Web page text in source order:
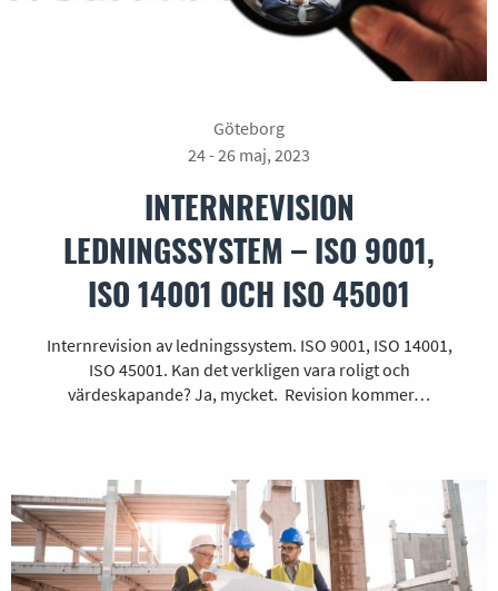
Göteborg
24 - 26 maj, 2023
INTERNREVISION
LEDNINGSSYSTEM – ISO 9001,
ISO 14001 OCH ISO 45001
Internrevision av ledningssystem. ISO 9001, ISO 14001,
ISO 45001. Kan det verkligen vara roligt och
värdeskapande? Ja, mycket. Revision kommer…